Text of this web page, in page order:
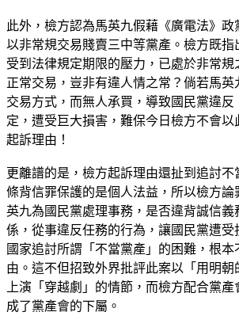
此外，檢方認為馬英九假藉《廣電法》政
以非常規交易賤賣三中等黨產。檢方既指
受到法律規定期限的壓力，已處於非常
正常交易，豈非有違人情之常？倘若馬英
交易方式，而無人承買，導致國民黨違反
定，遭受巨大損害，難保今日檢方不會以
起訴理由！
更離譜的是，檢方起訴理由還扯到追討不
條背信罪保護的是個人法益，所以檢方論
英九為國民黨處理事務，是否違背誠信義
係，從事違反任務的行為，讓國民黨遭受
國家追討所謂「不當黨產」的困難，根本
由。這不但招致外界批評此案以「用明朝
上演「穿越劇」的情節，而檢方配合黨
成了黨產會的下屬。